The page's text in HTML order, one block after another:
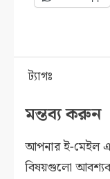
ট্যাগঃ
মন্তব্য করুন
আপনার ই-মেইল
বিষয়গুলো